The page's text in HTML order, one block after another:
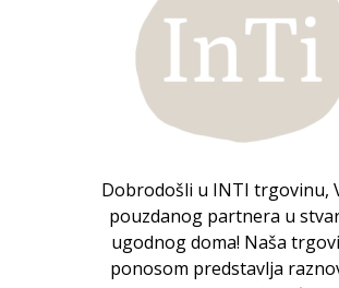
Dobrodošli u INTI trgovinu,
pouzdanog partnera u
ugodnog doma! Naša
ponosom predstavlja